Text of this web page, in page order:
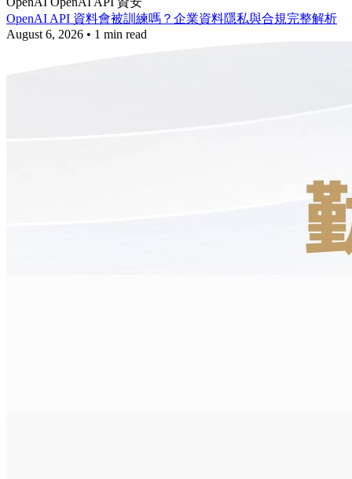
OpenAI API 資料會被訓練嗎？企業資料隱私與合規完整解析
August 6, 2026 • 1 min read